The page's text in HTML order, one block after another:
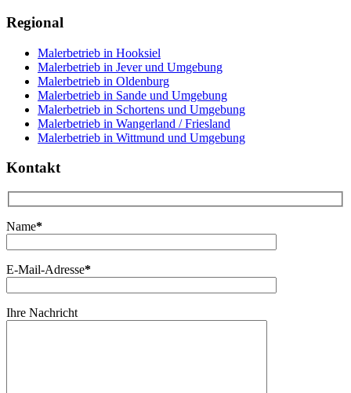
Regional
Malerbetrieb in Hooksiel
Malerbetrieb in Jever und Umgebung
Malerbetrieb in Oldenburg
Malerbetrieb in Sande und Umgebung
Malerbetrieb in Schortens und Umgebung
Malerbetrieb in Wangerland / Friesland
Malerbetrieb in Wittmund und Umgebung
Kontakt
Name*
E-Mail-Adresse*
Ihre Nachricht